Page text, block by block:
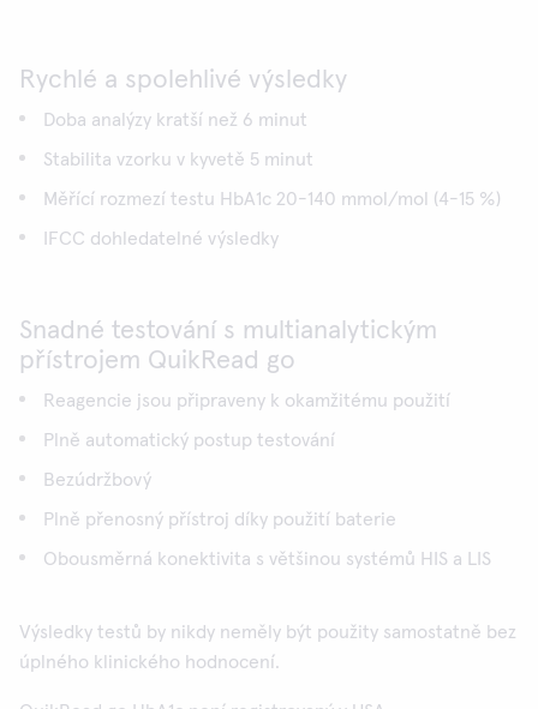
Rychlé a spolehlivé výsledky
Doba analýzy kratší než 6 minut
Stabilita vzorku v kyvetě 5 minut
Měřící rozmezí testu HbA1c 20-140 mmol/mol (4-15 %)
IFCC dohledatelné výsledky
Snadné testování s multianalytickým
přístrojem QuikRead go
Reagencie jsou připraveny k okamžitému použití
Plně automatický postup testování
Bezúdržbový
Plně přenosný přístroj díky použití baterie
Obousměrná konektivita s většinou systémů HIS a LIS
Výsledky testů by nikdy neměly být použity samostatně bez
úplného klinického hodnocení.